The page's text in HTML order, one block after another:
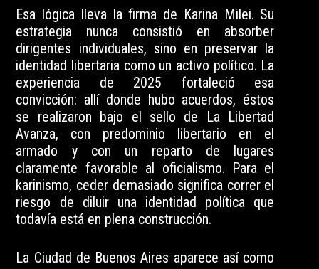
Esa lógica lleva la firma de Karina Milei. Su
estrategia nunca consistió en absorber
dirigentes individuales, sino en preservar la
identidad libertaria como un activo político. La
experiencia de 2025 fortaleció esa
convicción: allí donde hubo acuerdos, éstos
se realizaron bajo el sello de La Libertad
Avanza, con predominio libertario en el
armado y con un reparto de lugares
claramente favorable al oficialismo. Para el
karinismo, ceder demasiado significa correr el
riesgo de diluir una identidad política que
todavía está en plena construcción.
La Ciudad de Buenos Aires aparece así como